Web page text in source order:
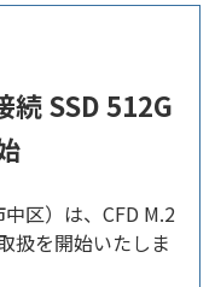
続 SSD 512G
区）は、CFD M.2
扱を開始いたしま